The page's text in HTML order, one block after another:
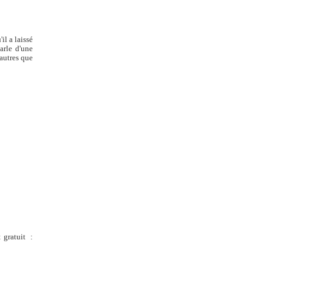
a laissé
d'une
que
gratuit :